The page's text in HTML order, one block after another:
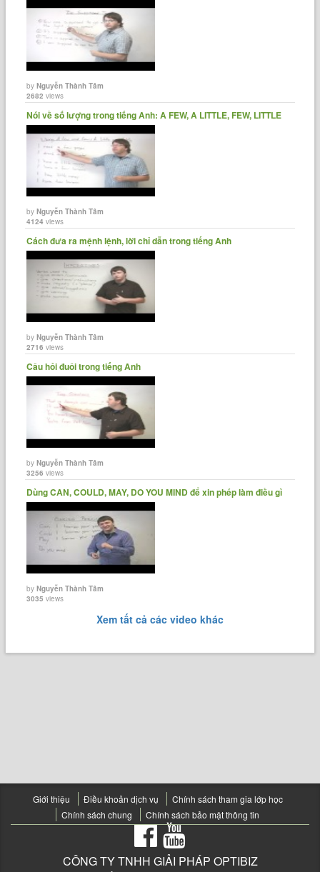
byNguyễn Thành Tâm
2682 views
Nói về số lượng trong tiếng Anh: A FEW, A LITTLE, FEW, LITTLE
byNguyễn Thành Tâm
4124 views
Cách đưa ra mệnh lệnh, lời chỉ dẫn trong tiếng Anh
byNguyễn Thành Tâm
2716 views
Câu hỏi đuôi trong tiếng Anh
byNguyễn Thành Tâm
3256 views
Dùng CAN, COULD, MAY, DO YOU MIND để xin phép làm điều gì
byNguyễn Thành Tâm
3035 views
Xem tất cả các video khác
Giới thiệu Điều khoản dịch vụ
Chính sách tham gia lớp học
Chính sách chung
Chính sách bảo mật thông tin
CÔNG TY TNHH GIẢI PHÁP OPTIBIZ